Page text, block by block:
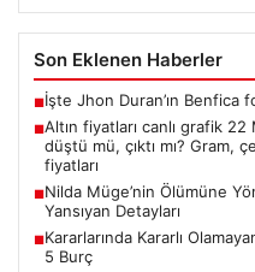
Son Eklenen Haberler
■İşte Jhon Duran’ın Benfica
■Altın fiyatları canlı grafik 22
düştü mü, çıktı mı? Gram,
fiyatları
■Nilda Müge’nin Ölümüne
Yansıyan Detayları
■Kararlarında Kararlı
5 Burç